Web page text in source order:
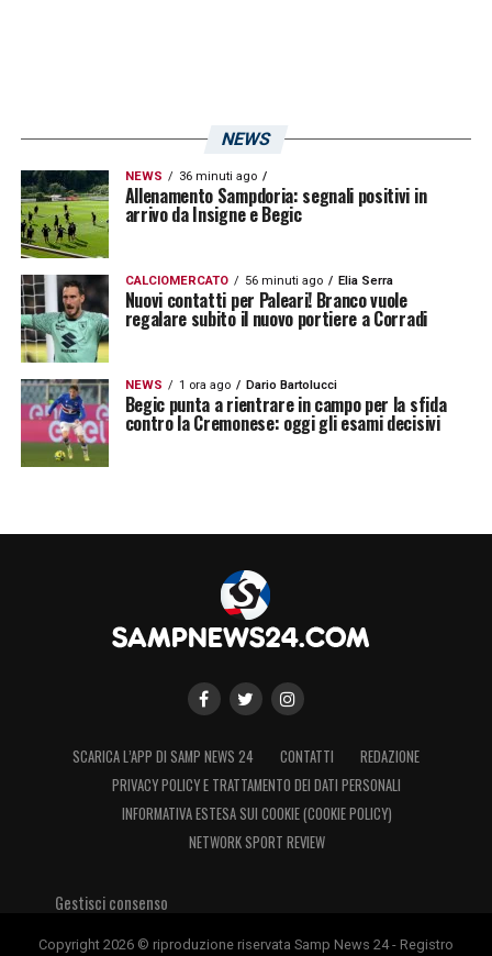
NEWS
NEWS 36 minuti ago
Allenamento Sampdoria: segnali positivi in
arrivo da Insigne e Begic
CALCIOMERCATO 56 minuti ago Elia Serra
Nuovi contatti per Paleari! Branco vuole
regalare subito il nuovo portiere a Corradi
NEWS 1 ora ago Dario Bartolucci
Begic punta a rientrare in campo per la sfida
contro la Cremonese: oggi gli esami decisivi
SCARICA L’APP DI SAMP NEWS 24 CONTATTI
REDAZIONE
PRIVACY POLICY E TRATTAMENTO DEI DATI PERSONALI
INFORMATIVA ESTESA SUI COOKIE (COOKIE POLICY)
NETWORK SPORT REVIEW
Gestisci consenso
Copyright 2026 © riproduzione riservata Samp News 24 - Registro